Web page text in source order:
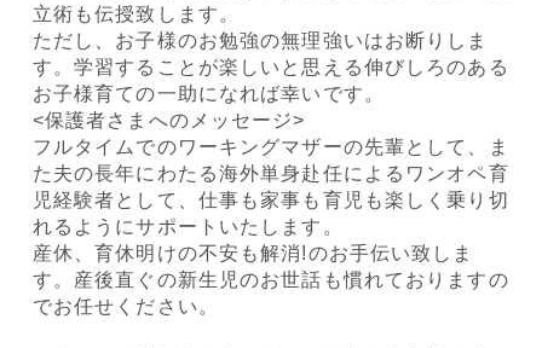
立術も伝授致します。
ただし、お子様のお勉強の無理強いはお断りしま
す。学習することが楽しいと思える伸びしろのある
お子様育ての一助になれば幸いです。
<保護者さまへのメッセージ>
フルタイムでのワーキングマザーの先輩として、ま
た夫の長年にわたる海外単身赴任によるワンオペ育
児経験者として、仕事も家事も育児も楽しく乗り切
れるようにサポートいたします。
産休、育休明けの不安も解消!のお手伝い致しま
す。産後直ぐの新生児のお世話も慣れておりますの
でお任せください。